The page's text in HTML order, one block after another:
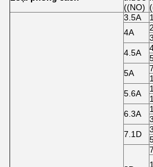
((NO)
3.5A
4A
3
4.5A
5A
5.6A
6.3A
7.1D